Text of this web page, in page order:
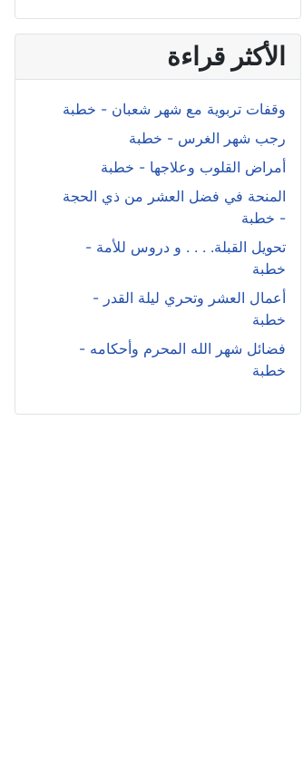
الأكثر قراءة
وقفات تربوية مع شهر شعبان - خطبة
رجب شهر الغرس - خطبة
أمراض القلوب وعلاجها - خطبة
المنحة في فضل العشر من ذي الحجة
- خطبة
تحويل القبلة. . . . و دروس للأمة -
خطبة
أعمال العشر وتحري ليلة القدر -
خطبة
فضائل شهر الله المحرم وأحكامه -
خطبة